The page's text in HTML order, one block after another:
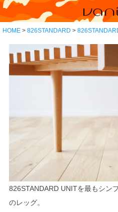
HOME 826STANDARD
826STANDARD UNITを最もシン
のレッグ。